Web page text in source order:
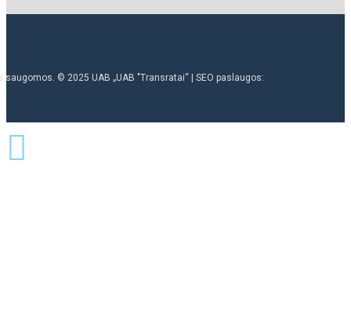
saugomos. © 2025 UAB „UAB "Transratai“ | SEO paslaugos: